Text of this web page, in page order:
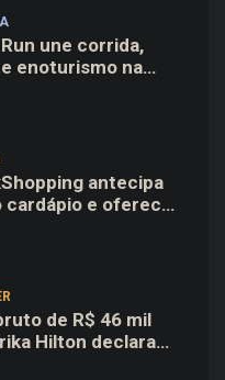
une corrida,
enoturismo na
antecipa
cardápio e oferece
no delivery
de R$ 46 mil
Hilton declara
15,9 mil ao TSE